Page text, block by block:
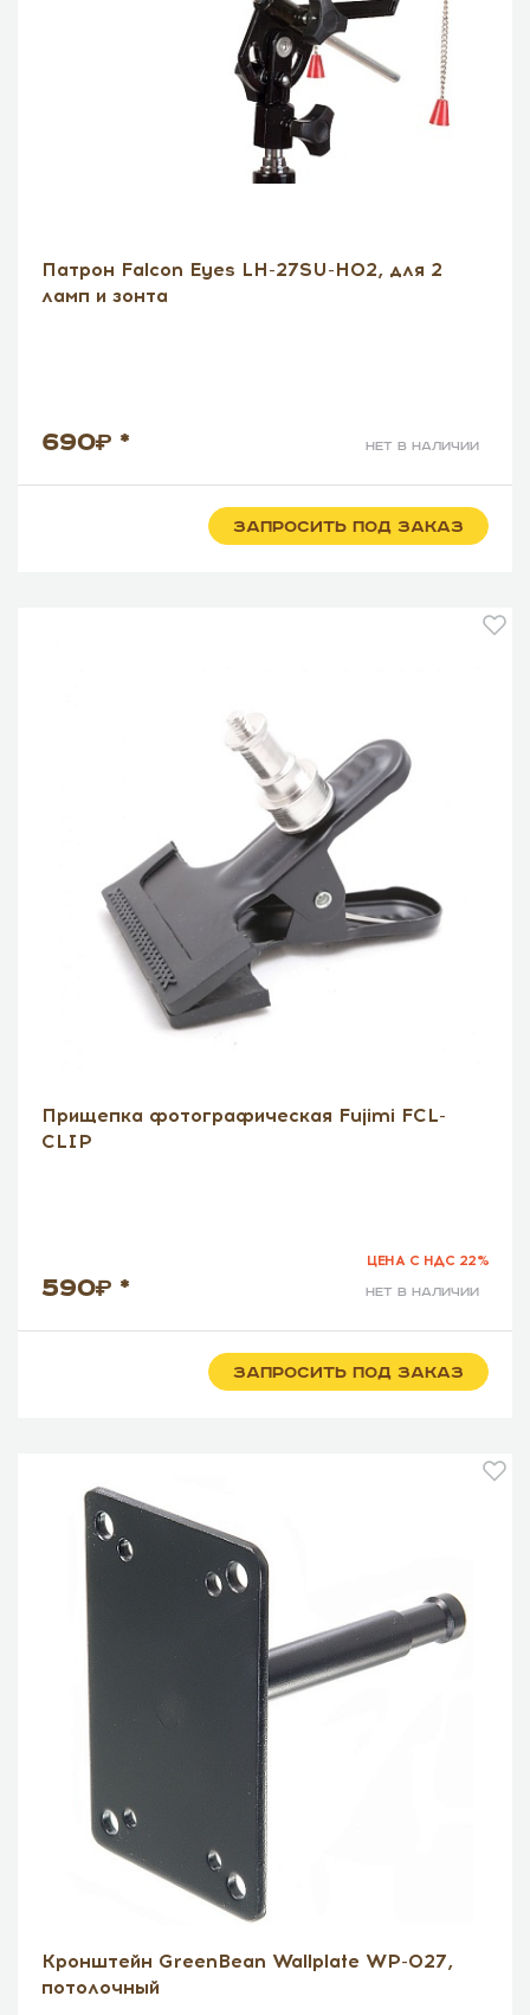
Патрон Falcon Eyes LH-27SU-H02, для 2
ламп и зонта
690 * нет в наличии
ЗАПРОСИТЬ ПОД ЗАКАЗ
Прищепка фотографическая Fujimi FCL-
CLIP
590 * нет в наличии
ЦЕНА С НДС 22%
ЗАПРОСИТЬ ПОД ЗАКАЗ
Кронштейн GreenBean Wallplate WP-027,
потолочный